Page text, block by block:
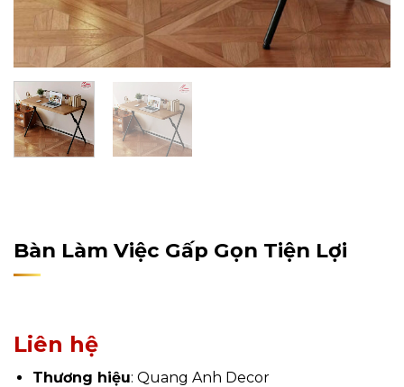
Bàn Làm Việc Gấp Gọn Tiện Lợi
Liên hệ
Thương hiệu: Quang Anh Decor